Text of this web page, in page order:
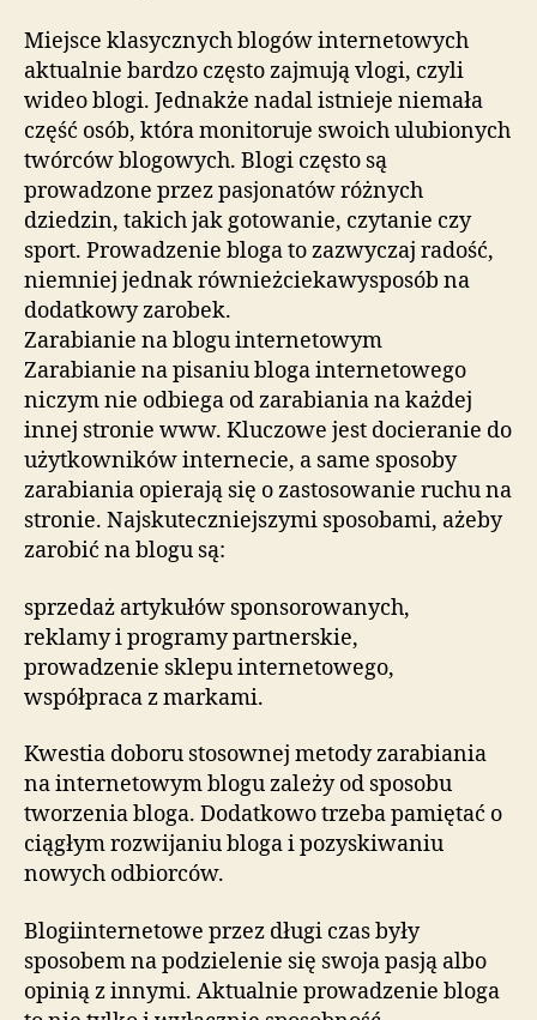
Miejsce klasycznych blogów internetowych
aktualnie bardzo często zajmują vlogi, czyli
wideo blogi. Jednakże nadal istnieje niemała
część osób, która monitoruje swoich ulubionych
twórców blogowych. Blogi często są
prowadzone przez pasjonatów różnych
dziedzin, takich jak gotowanie, czytanie czy
sport. Prowadzenie bloga to zazwyczaj radość,
niemniej jednak równieżciekawysposób na
dodatkowy zarobek.
Zarabianie na blogu internetowym
Zarabianie na pisaniu bloga internetowego
niczym nie odbiega od zarabiania na każdej
innej stronie www. Kluczowe jest docieranie do
użytkowników internecie, a same sposoby
zarabiania opierają się o zastosowanie ruchu na
stronie. Najskuteczniejszymi sposobami, ażeby
zarobić na blogu są:
sprzedaż artykułów sponsorowanych,
reklamy i programy partnerskie,
prowadzenie sklepu internetowego,
współpraca z markami.
Kwestia doboru stosownej metody zarabiania
na internetowym blogu zależy od sposobu
tworzenia bloga. Dodatkowo trzeba pamiętać o
ciągłym rozwijaniu bloga i pozyskiwaniu
nowych odbiorców.
Blogiinternetowe przez długi czas były
sposobem na podzielenie się swoja pasją albo
opinią z innymi. Aktualnie prowadzenie bloga